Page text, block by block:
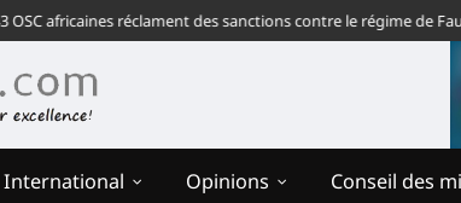
réclament des sanctions contre le régime de Faure
International Opinions Conseil des